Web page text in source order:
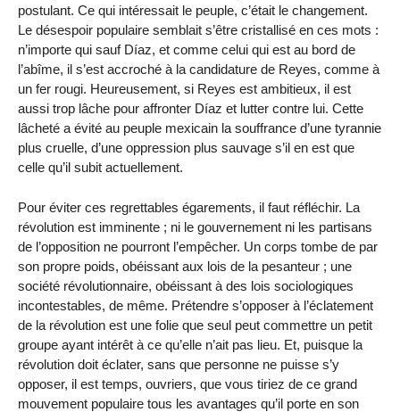
postulant. Ce qui intéressait le peuple, c’était le changement.
Le désespoir populaire semblait s’être cristallisé en ces mots :
n’importe qui sauf Díaz, et comme celui qui est au bord de
l’abîme, il s’est accroché à la candidature de Reyes, comme à
un fer rougi. Heureusement, si Reyes est ambitieux, il est
aussi trop lâche pour affronter Díaz et lutter contre lui. Cette
lâcheté a évité au peuple mexicain la souffrance d’une tyrannie
plus cruelle, d’une oppression plus sauvage s’il en est que
celle qu’il subit actuellement.
Pour éviter ces regrettables égarements, il faut réfléchir. La
révolution est imminente ; ni le gouvernement ni les partisans
de l’opposition ne pourront l’empêcher. Un corps tombe de par
son propre poids, obéissant aux lois de la pesanteur ; une
société révolutionnaire, obéissant à des lois sociologiques
incontestables, de même. Prétendre s’opposer à l’éclatement
de la révolution est une folie que seul peut commettre un petit
groupe ayant intérêt à ce qu’elle n’ait pas lieu. Et, puisque la
révolution doit éclater, sans que personne ne puisse s’y
opposer, il est temps, ouvriers, que vous tiriez de ce grand
mouvement populaire tous les avantages qu’il porte en son